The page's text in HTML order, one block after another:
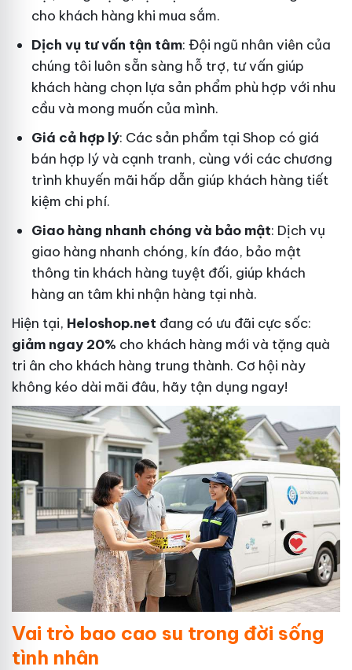
cho khách hàng khi mua sắm.
Dịch vụ tư vấn tận tâm: Đội ngũ nhân viên của
chúng tôi luôn sẵn sàng hỗ trợ, tư vấn giúp
khách hàng chọn lựa sản phẩm phù hợp với nhu
cầu và mong muốn của mình.
Giá cả hợp lý: Các sản phẩm tại Shop có giá
bán hợp lý và cạnh tranh, cùng với các chương
trình khuyến mãi hấp dẫn giúp khách hàng tiết
kiệm chi phí.
Giao hàng nhanh chóng và bảo mật: Dịch vụ
giao hàng nhanh chóng, kín đáo, bảo mật
thông tin khách hàng tuyệt đối, giúp khách
hàng an tâm khi nhận hàng tại nhà.
Hiện tại, Heloshop.net đang có ưu đãi cực sốc:
giảm ngay 20% cho khách hàng mới và tặng quà
tri ân cho khách hàng trung thành. Cơ hội này
không kéo dài mãi đâu, hãy tận dụng ngay!
Vai trò bao cao su trong đời sống
tình nhân